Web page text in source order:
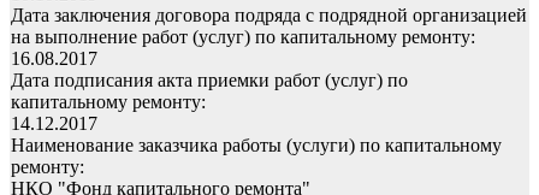
Дата заключения договора подряда с подрядной организацией
на выполнение работ (услуг) по капитальному ремонту:
16.08.2017
Дата подписания акта приемки работ (услуг) по
капитальному ремонту:
14.12.2017
Наименование заказчика работы (услуги) по капитальному
ремонту:
НКО "Фонд капитального ремонта"